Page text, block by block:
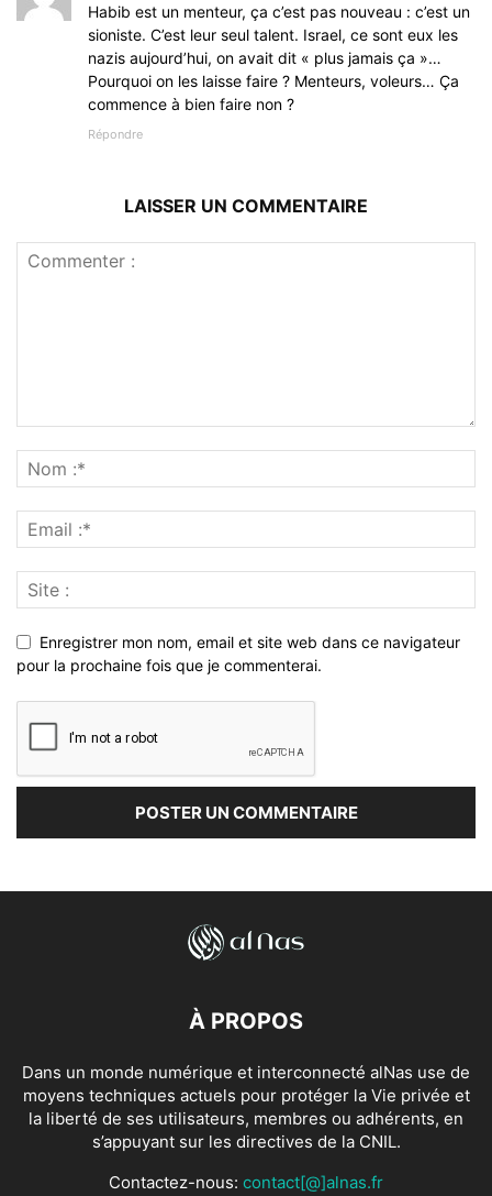
Habib est un menteur, ça c’est pas nouveau : c’est un
sioniste. C’est leur seul talent. Israel, ce sont eux les
nazis aujourd’hui, on avait dit « plus jamais ça »…
Pourquoi on les laisse faire ? Menteurs, voleurs… Ça
commence à bien faire non ?
Répondre
LAISSER UN COMMENTAIRE
Enregistrer mon nom, email et site web dans ce navigateur
pour la prochaine fois que je commenterai.
À PROPOS
Dans un monde numérique et interconnecté alNas use de
moyens techniques actuels pour protéger la Vie privée et
la liberté de ses utilisateurs, membres ou adhérents, en
s’appuyant sur les directives de la CNIL.
Contactez-nous: contact[@]alnas.fr